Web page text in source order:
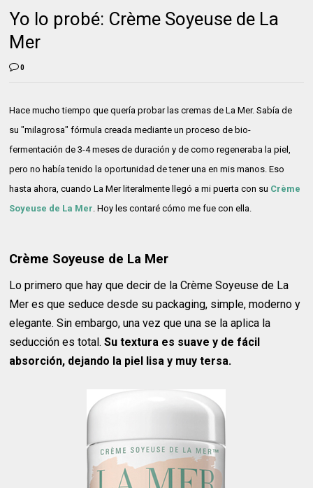
Yo lo probé: Crème Soyeuse de La
Mer
0
Hace mucho tiempo que quería probar las cremas de La Mer. Sabía de
su "milagrosa" fórmula creada mediante un proceso de bio-
fermentación de 3-4 meses de duración y de como regeneraba la piel,
pero no había tenido la oportunidad de tener una en mis manos. Eso
hasta ahora, cuando La Mer literalmente llegó a mi puerta con su Crème
Soyeuse de La Mer. Hoy les contaré cómo me fue con ella.
Crème Soyeuse de La Mer
Lo primero que hay que decir de la Crème Soyeuse de La
Mer es que seduce desde su packaging, simple, moderno y
elegante. Sin embargo, una vez que una se la aplica la
seducción es total.Su textura es suave y de fácil
absorción, dejando la piel lisa y muy tersa.